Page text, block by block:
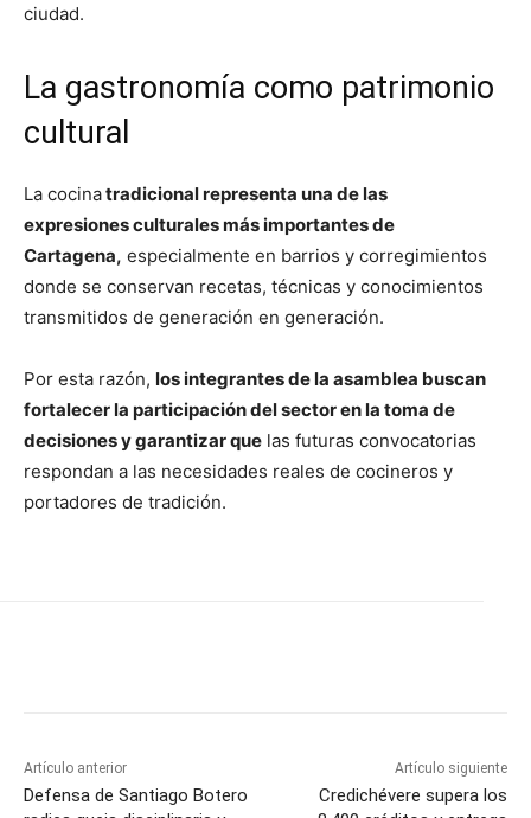
ciudad.
La gastronomía como patrimonio
cultural
La cocinatradicional representa una de las
expresiones culturales más importantes de
Cartagena, especialmente en barrios y corregimientos
donde se conservan recetas, técnicas y conocimientos
transmitidos de generación en generación.
Por esta razón, los integrantes de la asamblea buscan
fortalecer la participación del sector en la toma de
decisiones y garantizar que las futuras convocatorias
respondan a las necesidades reales de cocineros y
portadores de tradición.
Artículo anterior
Defensa de Santiago Botero
Artículo siguiente
Credichévere supera los